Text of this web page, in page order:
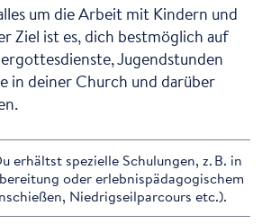
um die Arbeit mit Kindern und
Ziel ist es, dich bestmöglich auf
Jugendstunden
in deiner Church und darüber
erhältst spezielle Schulungen, z. B. in
oder erlebnispädagogischem
Niedrigseilparcours etc.).